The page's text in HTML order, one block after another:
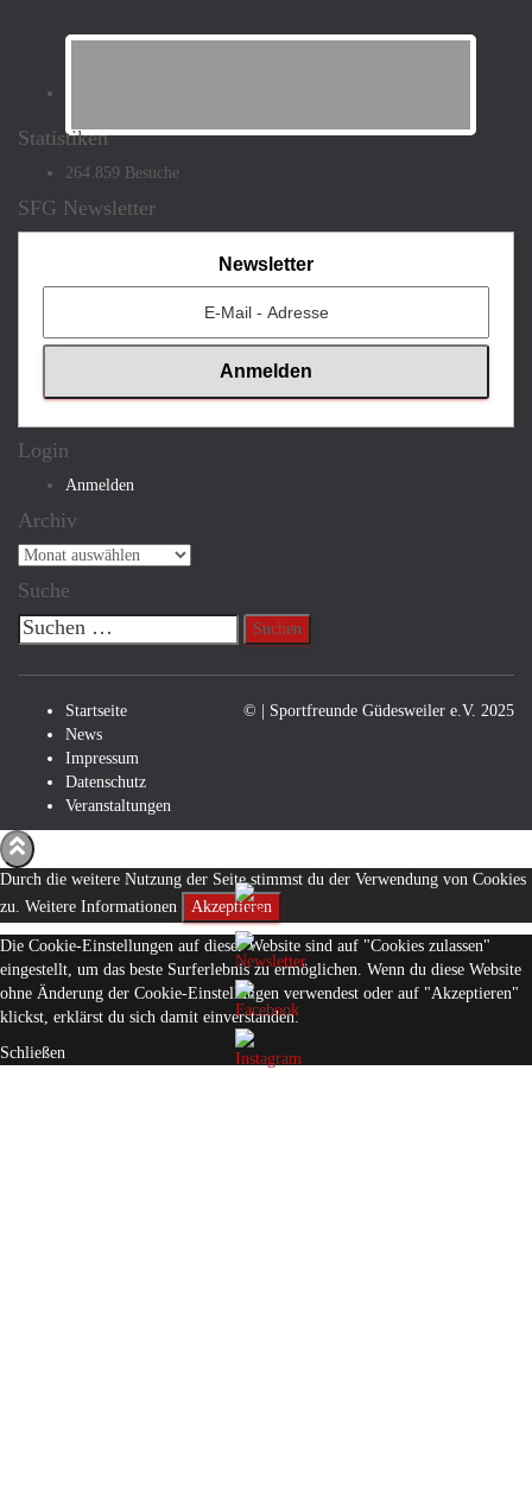
Statistiken
264.859 Besuche
SFG Newsletter
Newsletter
Login
Anmelden
Archiv
Archiv
Suche
Suchen
nach:
Startseite
News
Impressum
Datenschutz
Veranstaltungen
© | Sportfreunde Güdesweiler e.V. 2025
Durch die weitere Nutzung der Seite stimmst du der Verwendung von Cookies
zu. Weitere Informationen Akzeptieren
Die Cookie-Einstellungen auf dieser Website sind auf "Cookies zulassen"
eingestellt, um das beste Surferlebnis zu ermöglichen. Wenn du diese Website
ohne Änderung der Cookie-Einstellungen verwendest oder auf "Akzeptieren"
klickst, erklärst du sich damit einverstanden.
Schließen